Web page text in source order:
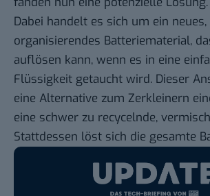
Dabei handelt es sich um ein
organisierendes Batteriematerial,
auflösen kann, wenn es in eine
Flüssigkeit getaucht wird. Dieser
eine Alternative zum Zerkleinern
eine schwer zu recycelnde,
Stattdessen löst sich die gesamte